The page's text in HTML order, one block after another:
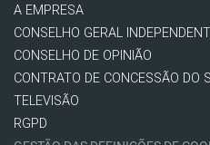
A EMPRESA
CONSELHO GERAL
CONSELHO DE OPINIÃO
CONTRATO DE CONCESSÃO DO
TELEVISÃO
RGPD